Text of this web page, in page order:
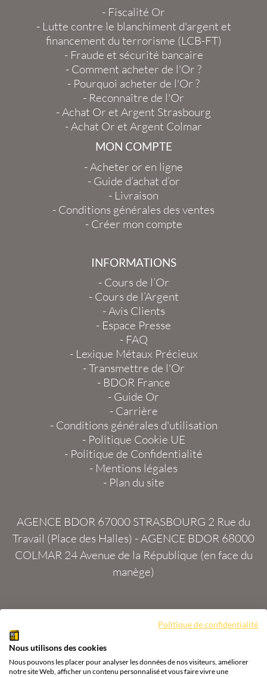
- Fiscalité Or
- Lutte contre le blanchiment d'argent et
financement du terrorisme (LCB-FT)
- Fraude et sécurité bancaire
- Comment acheter de l'Or ?
- Pourquoi acheter de l'Or ?
- Reconnaître de l'Or
-Achat Or et Argent Strasbourg
-Achat Or et Argent Colmar
MON COMPTE
-Acheter or en ligne
- Guide d’achat d’or
- Livraison
- Conditions générales des ventes
- Créer mon compte
INFORMATIONS
- Cours de l’Or
- Cours de l’Argent
-Avis Clients
- Espace Presse
- FAQ
- Lexique Métaux Précieux
-Transmettre de l'Or
- BDOR France
- Guide Or
- Carrière
- Conditions générales d'utilisation
- Politique Cookie UE
- Politique de Confidentialité
- Mentions légales
- Plan du site
AGENCE BDOR 67000 STRASBOURG 2 Rue du
Travail (Place des Halles) -AGENCE BDOR 68000
COLMAR24 Avenue de la République (en face du
manège)
Tous droits réservés Agence BDOR ®
Cours or, achat
& vente or, argent
Politique de confidentialité
Nous utilisons des cookies
Nous pouvons les placer pour analyser les données de nos visiteurs, améliorer
notre site Web, afficher un contenu personnalisé et vous faire vivre une